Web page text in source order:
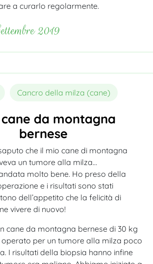
a curarlo regolarmente.
2019
Cancro della milza (cane)
cane da montagna
bernese
che il mio cane di montagna
un tumore alla milza…
molto bene. Ho preso della
e i risultati sono stati
dell’appetito che la felicità di
vivere di nuovo!
cane da montagna bernese di 30 kg
operato per un tumore alla milza poco
I risultati della biopsia hanno infine